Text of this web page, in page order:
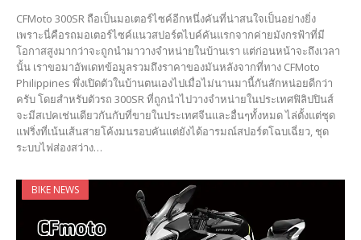
CFMoto 300SR ถือเป็นมอเตอร์ไซค์อีกหนึ่งคันที่น่าสนใจเป็นอย่างยิ่ง
เพราะนี่คือรถมอเตอร์ไซค์แนวสปอร์ตไบค์คันแรกจากค่ายมังกรฟ้าที่มี
โอกาสสูงมากว่าจะถูกนำมาวางจำหน่ายในบ้านเรา แต่ก่อนหน้าจะถึงเวลา
นั้น เราขอมาอัพเดทข้อมูลรวมถึงราคาของมันหลังจากที่ทาง CFMoto
Philippines พึ่งเปิดตัวในบ้านตนเองไปเมื่อไม่นานมานี้กันสักหน่อยดีกว่า
ครับ โดยสำหรับตัวรถ 300SR ที่ถูกนำไปวางจำหน่ายในประเทศฟิลิปปินส์
จะมีสเปคเช่นเดียวกันกับที่ขายในประเทศจีนและอื่นๆทั้งหมด ไล่ตั้งแต่ชุด
แฟริ่งที่เน้นเส้นสายโค้งมนรอบคันแต่ยังได้อารมณ์สปอร์ตโฉบเฉี่ยว, ชุด
ระบบไฟส่องสว่าง…
BIKE NEWS